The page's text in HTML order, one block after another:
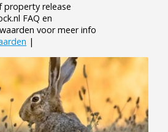
property release
FAQ en
voor meer info
|